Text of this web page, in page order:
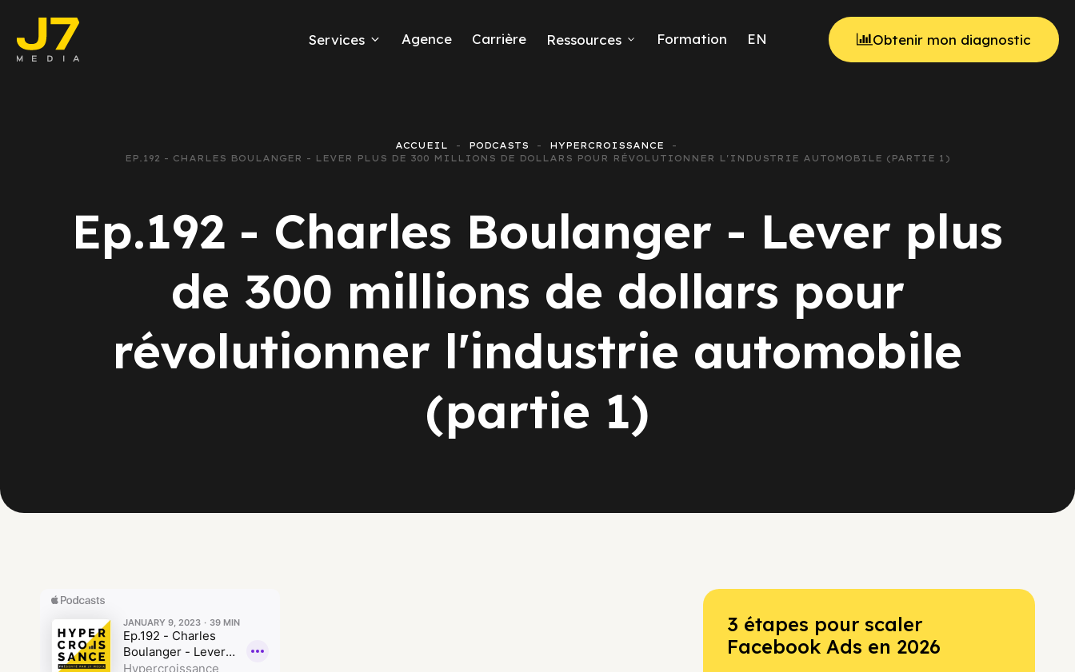
Services
Google Ads
Emailing
Rapports Meta Ads
Agence Carrière Ressources Formation EN Obtenir mon diagnostic
ACCUEIL PODCASTS
HYPERCROISSANCE
EP.192 - CHARLES BOULANGER - LEVER PLUS DE 300 MILLIONS DE DOLLARS POUR RÉVOLUTIONNER L'INDUSTRIE AUTOMOBILE (PARTIE 1)
Ep.192 - Charles Boulanger - Lever plus
de 300 millions de dollars pour
révolutionner l'industrie automobile
(partie 1)
3 étapes pour scaler
Facebook Ads en 2026